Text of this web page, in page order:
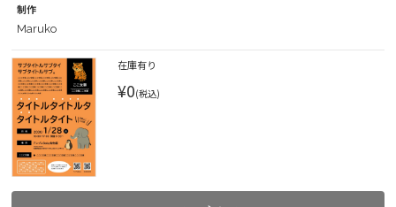
制作
Maruko
在庫有り
¥0(税込)